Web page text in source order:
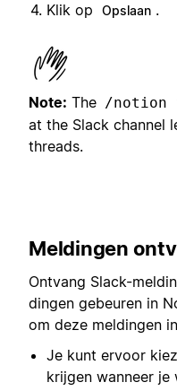
Klik op
Opslaan .
Note: The /notion
at the Slack channel
threads.
Meldingen
Ontvang Slack-
dingen gebeuren in
om deze meldingen
Je kunt ervoor
krijgen wanneer